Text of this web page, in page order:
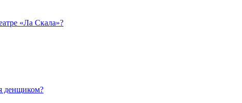
«Ла Скала»?
денщиком?